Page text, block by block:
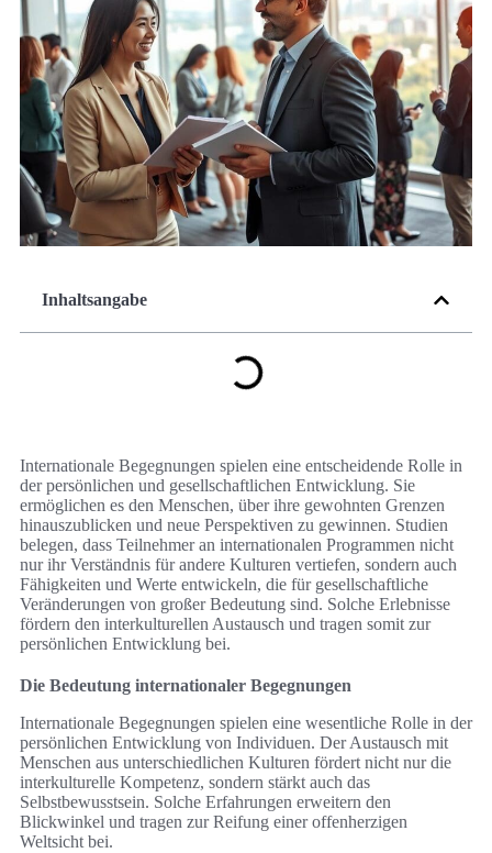
Inhaltsangabe
Internationale Begegnungen spielen eine entscheidende Rolle in
der persönlichen und gesellschaftlichen Entwicklung. Sie
ermöglichen es den Menschen, über ihre gewohnten Grenzen
hinauszublicken und neue Perspektiven zu gewinnen. Studien
belegen, dass Teilnehmer an internationalen Programmen nicht
nur ihr Verständnis für andere Kulturen vertiefen, sondern auch
Fähigkeiten und Werte entwickeln, die für gesellschaftliche
Veränderungen von großer Bedeutung sind. Solche Erlebnisse
fördern den interkulturellen Austausch und tragen somit zur
persönlichen Entwicklung bei.
Die Bedeutung internationaler Begegnungen
Internationale Begegnungen spielen eine wesentliche Rolle in der
persönlichen Entwicklung von Individuen. Der Austausch mit
Menschen aus unterschiedlichen Kulturen fördert nicht nur die
interkulturelle Kompetenz, sondern stärkt auch das
Selbstbewusstsein. Solche Erfahrungen erweitern den
Blickwinkel und tragen zur Reifung einer offenherzigen
Weltsicht bei.